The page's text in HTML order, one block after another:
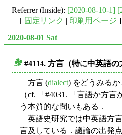
Referrer (Inside): [2020-08-10-1]
[ 固定リンク | 印刷用ページ ]
2020-08-01 Sat
#4114. 方言（特に中英語
方言 (dialect) をどうみる
（cf. 「#4031. 「言語か方
う本質的な問いもある．
英語史研究では中英語方
言及している．議論の出発